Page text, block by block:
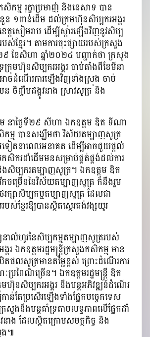
កម្ម រុក្ខាប្រមាញ់ និងនេសាទ បាន
១ពាន់ដើម ដល់ក្រុមហ៊ុនសិប្បករអង្គរ
ត្តសៀមរាប ដើម្បីស្ដារឡើងវិញនូវសិប្ប
ស់ខ្មែរ។ តាមការចុះផ្សាយរបស់ក្រសួង
៩ ខែសីហា ឆ្នាំ២០២៤ បញ្ជាក់ថា ក្រសួង
ក្រុមហ៊ុនសិប្បករអង្គរ ចាប់តាំងពីខែមីនា
ចដំណើរការឡើងវិញទាំងស្រុង ចាប់
ន ចិញ្ចឹមដង្កូវនាង ស្រាវសូត្រ និង
នាថ្ងៃទី២៩ សីហា ឯកឧត្តម ឌិត ទីណា
សិកម្ម បានសង្ឃឹមថា វិស័យតម្បាញសូត្រ
ទៀតនាពេលអនាគត ដើម្បីអាចជួយផ្ដល់
កសិករដាំដើមមនសម្រាប់ផ្គត់ផ្គង់ដល់ការ
ងសិប្បករតម្បាញសូត្រ។ ឯកឧត្តម ឌិត
កចម្រើននៃវិស័យតម្បាញសូត្រ ក៏នឹងរួម
ក្សាសិប្បកម្មតម្បាញសូត្រ ដែលជា
ខ្មែរឱ្យបានស្ថិតស្ថេរគង់វង្សយូរ
នាលំហូរនៃសិប្បកម្មតម្បាញសូត្ររបស់
រ ឯកឧត្តមរដ្ឋមន្ដ្រីក្រសួងកសិកម្ម មាន
លសូត្រមានតម្លៃខ្ពស់ ព្រោះដំណើរការ
រពៃណីច្រើន។ ឯកឧត្តមរដ្ឋមន្ដ្រី ឌិត
ហ៊ុនសិប្បករអង្គរ នឹងបន្តអភិវឌ្ឍន៍ដំណើរ
ន់តែប្រសើរឡើងទាំងផ្នែកបច្ចេកទេស
សួងនឹងបន្តគាំទ្រតាមលទ្ធភាពលើផ្នែកដាំ
នាង ដែលស្ថិតក្រោមសមត្ថកិច្ច និង
៕